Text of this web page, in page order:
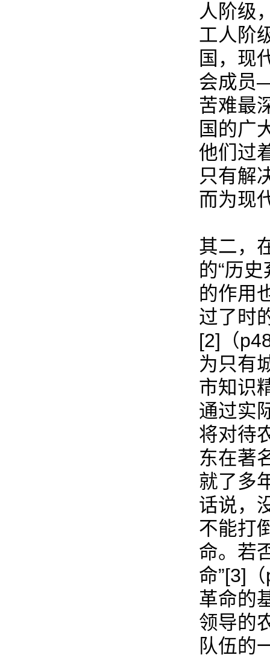
人阶级
工人阶
国，现
会成员
苦难最
国的广
他们过
只有解
而为现
其二，
的“历
的作用
过了时
[2]（
为只有
市知识
通过实
将对待
东在著
就了多
话说，
不能打
命。若
命”[3]
革命的
领导的
队伍的